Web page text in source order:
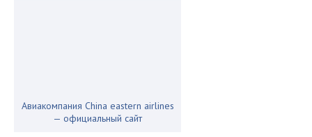
Авиакомпания China eastern airlines
— официальный сайт